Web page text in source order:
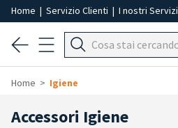
Home | Servizio Clienti | I nostri Servizi
Home Igiene
Accessori Igiene